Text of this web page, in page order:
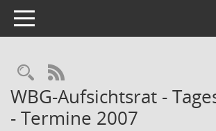
Toggle navigation
Rechercheauswahl
RSS-Feed
WBG-Aufsichtsrat -
- Termine 2007